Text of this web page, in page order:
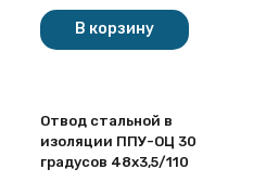
В корзину
Отвод стальной в
изоляции ППУ-ОЦ 30
градусов 48х3,5/110